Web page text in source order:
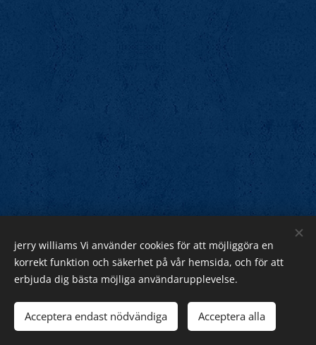
Jerry Williams
Sveriges Rock Kung.
Webnode Cookies
jerry williams Vi använder cookies för att möjliggöra en
korrekt funktion och säkerhet på vår hemsida, och för att
erbjuda dig bästa möjliga användarupplevelse.
Acceptera endast nödvändiga Acceptera alla